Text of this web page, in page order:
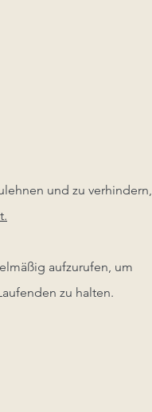
und zu verhindern,
aufzurufen, um
zu halten.